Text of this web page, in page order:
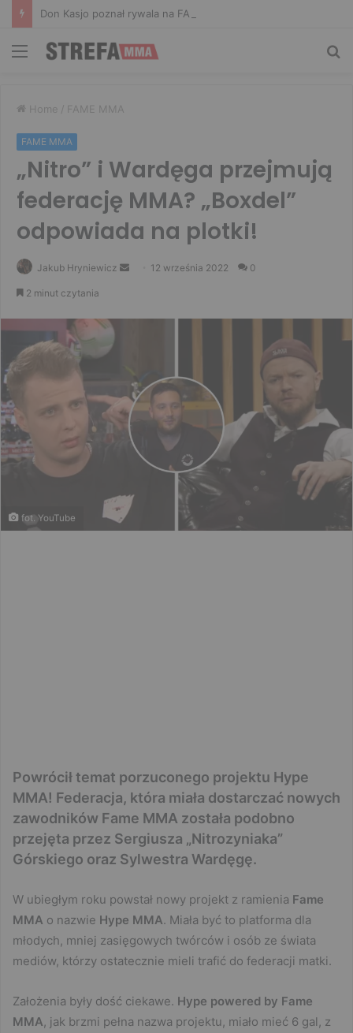
Menu
Home / FAME MMA
FAME MMA
„Nitro” i Wardęga przejmują
federację MMA? „Boxdel”
odpowiada na plotki!
Jakub Hryniewicz
Send 12 września 2022 0
2 minut czytania
fot. YouTube
Powrócił temat porzuconego projektu Hype
MMA! Federacja, która miała dostarczać nowych
zawodników Fame MMA została podobno
przejęta przez Sergiusza „Nitrozyniaka”
Górskiego oraz Sylwestra Wardęgę.
W ubiegłym roku powstał nowy projekt z ramienia Fame
MMA o nazwie Hype MMA. Miała być to platforma dla
młodych, mniej zasięgowych twórców i osób ze świata
mediów, którzy ostatecznie mieli trafić do federacji matki.
Założenia były dość ciekawe. Hype powered by Fame
MMA, jak brzmi pełna nazwa projektu, miało mieć 6 gal, z